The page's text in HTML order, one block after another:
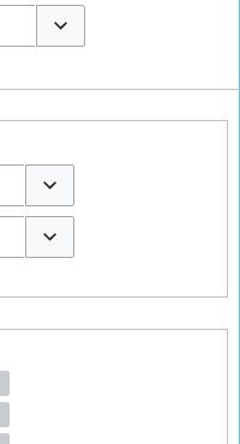
Toggle options